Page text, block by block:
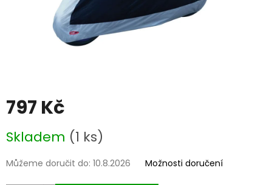
797 Kč
cena:
Skladem (1 ks)
Můžeme doručit do: 10.8.2026 Možnosti doručení